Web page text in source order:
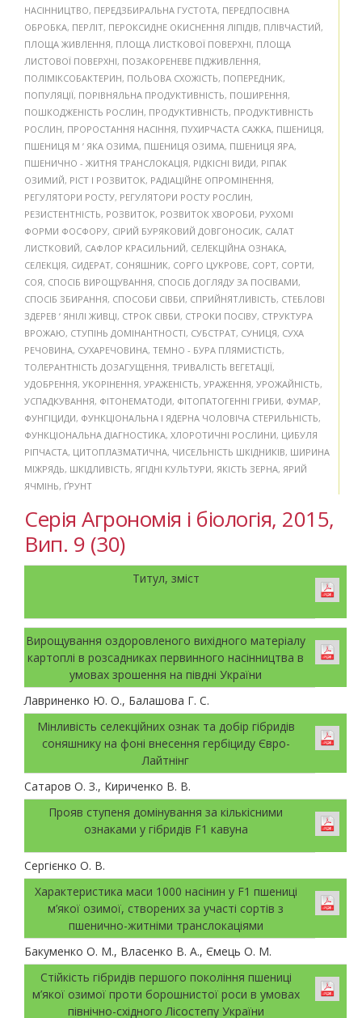
НАСІННИЦТВО, ПЕРЕДЗБИРАЛЬНА ГУСТОТА, ПЕРЕДПОСІВНА
ОБРОБКА, ПЕРЛІТ, ПЕРОКСИДНЕ ОКИСНЕННЯ ЛІПІДІВ, ПЛІВЧАСТИЙ,
ПЛОЩА ЖИВЛЕННЯ, ПЛОЩА ЛИСТКОВОЇ ПОВЕРХНІ, ПЛОЩА
ЛИСТОВОЇ ПОВЕРХНІ, ПОЗАКОРЕНЕВЕ ПІДЖИВЛЕННЯ,
ПОЛІМІКСОБАКТЕРИН, ПОЛЬОВА СХОЖІСТЬ, ПОПЕРЕДНИК,
ПОПУЛЯЦІЇ, ПОРІВНЯЛЬНА ПРОДУКТИВНІСТЬ, ПОШИРЕННЯ,
ПОШКОДЖЕНІСТЬ РОСЛИН, ПРОДУКТИВНІСТЬ, ПРОДУКТИВНІСТЬ
РОСЛИН, ПРОРОСТАННЯ НАСІННЯ, ПУХИРЧАСТА САЖКА, ПШЕНИЦЯ,
ПШЕНИЦЯ М ’ ЯКА ОЗИМА, ПШЕНИЦЯ ОЗИМА, ПШЕНИЦЯ ЯРА,
ПШЕНИЧНО - ЖИТНЯ ТРАНСЛОКАЦІЯ, РІДКІСНІ ВИДИ, РІПАК
ОЗИМИЙ, РІСТ І РОЗВИТОК, РАДІАЦІЙНЕ ОПРОМІНЕННЯ,
РЕГУЛЯТОРИ РОСТУ, РЕГУЛЯТОРИ РОСТУ РОСЛИН,
РЕЗИСТЕНТНІСТЬ, РОЗВИТОК, РОЗВИТОК ХВОРОБИ, РУХОМІ
ФОРМИ ФОСФОРУ, СІРИЙ БУРЯКОВИЙ ДОВГОНОСИК, САЛАТ
ЛИСТКОВИЙ, САФЛОР КРАСИЛЬНИЙ, СЕЛЕКЦІЙНА ОЗНАКА,
СЕЛЕКЦІЯ, СИДЕРАТ, СОНЯШНИК, СОРГО ЦУКРОВЕ, СОРТ, СОРТИ,
СОЯ, СПОСІБ ВИРОЩУВАННЯ, СПОСІБ ДОГЛЯДУ ЗА ПОСІВАМИ,
СПОСІБ ЗБИРАННЯ, СПОСОБИ СІВБИ, СПРИЙНЯТЛИВІСТЬ, СТЕБЛОВІ
ЗДЕРЕВ ’ ЯНІЛІ ЖИВЦІ, СТРОК СІВБИ, СТРОКИ ПОСІВУ, СТРУКТУРА
ВРОЖАЮ, СТУПІНЬ ДОМІНАНТНОСТІ, СУБСТРАТ, СУНИЦЯ, СУХА
РЕЧОВИНА, СУХАРЕЧОВИНА, ТЕМНО - БУРА ПЛЯМИСТІСТЬ,
ТОЛЕРАНТНІСТЬ ДОЗАГУЩЕННЯ, ТРИВАЛІСТЬ ВЕГЕТАЦІЇ,
УДОБРЕННЯ, УКОРІНЕННЯ, УРАЖЕНІСТЬ, УРАЖЕННЯ, УРОЖАЙНІСТЬ,
УСПАДКУВАННЯ, ФІТОНЕМАТОДИ, ФІТОПАТОГЕННІ ГРИБИ, ФУМАР,
ФУНГІЦИДИ, ФУНКЦІОНАЛЬНА І ЯДЕРНА ЧОЛОВІЧА СТЕРИЛЬНІСТЬ,
ФУНКЦІОНАЛЬНА ДІАГНОСТИКА, ХЛОРОТИЧНІ РОСЛИНИ, ЦИБУЛЯ
РІПЧАСТА, ЦИТОПЛАЗМАТИЧНА, ЧИСЕЛЬНІСТЬ ШКІДНИКІВ, ШИРИНА
МІЖРЯДЬ, ШКІДЛИВІСТЬ, ЯГІДНІ КУЛЬТУРИ, ЯКІСТЬ ЗЕРНА, ЯРИЙ
ЯЧМІНЬ, ҐРУНТ
Серія Агрономія і біологія, 2015,
Вип. 9 (30)
Титул, зміст
Вирощування оздоровленого вихідного матеріалу
картоплі в розсадниках первинного насінництва в
умовах зрошення на півдні України
Лавриненко Ю. О., Балашова Г. С.
Мінливість селекційних ознак та добір гібридів
соняшнику на фоні внесення гербіциду Євро-
Лайтнінг
Сатаров О. З., Кириченко В. В.
Прояв ступеня домінування за кількісними
ознаками у гібридів F1 кавуна
Сергієнко О. В.
Характеристика маси 1000 насінин у F1 пшениці
м’якої озимої, створених за участі сортів з
пшенично-житніми транслокаціями
Бакуменко О. М., Власенко В. А., Ємець О. М.
Стійкість гібридів першого покоління пшениці
м’якої озимої проти борошнистої роси в умовах
північно-східного Лісостепу України